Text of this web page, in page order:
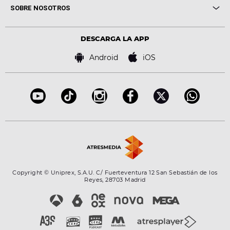
Locutores Europa FM
Cine y Televisión
Virales
SOBRE NOSOTROS
Bases de concursos
DESCARGA LA APP
Android iOS
Copyright © Uniprex, S.A.U. C/ Fuerteventura 12 San Sebastián de los
Reyes, 28703 Madrid